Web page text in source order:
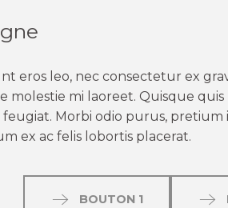
eros leo, nec consectetur ex
molestie mi laoreet. Quisque
Morbi odio purus,
ex ac felis lobortis placerat.
BOUTON 1